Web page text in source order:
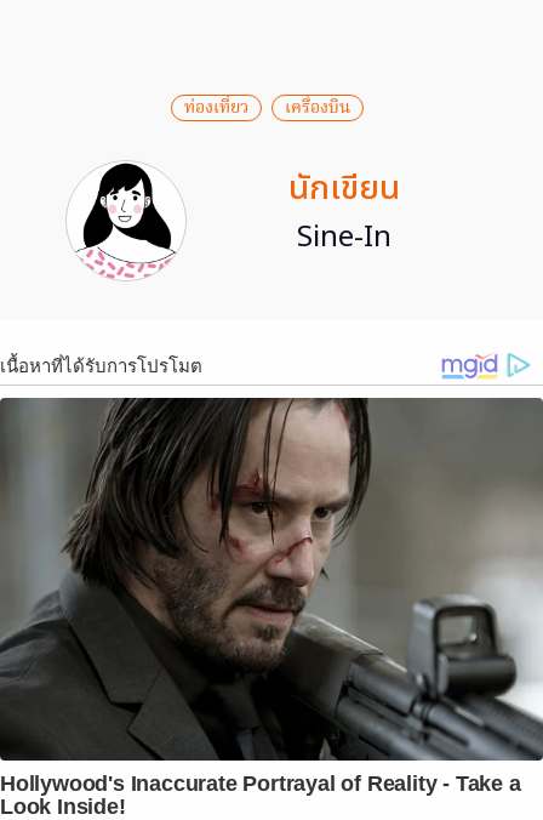
ท่องเที่ยว เครื่องบิน
นักเขียน
Sine-In
เนื้อหาที่ได้รับการโปรโมต
Hollywood's Inaccurate Portrayal of Reality - Take a
Look Inside!